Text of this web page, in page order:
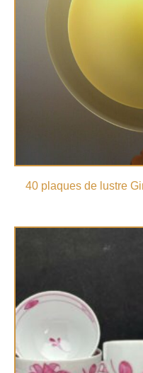
40 plaques de lustre